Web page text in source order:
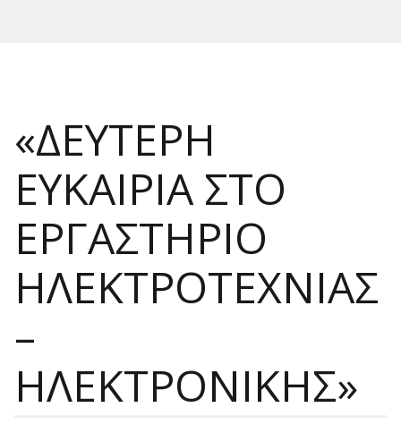
«ΔΕΥΤΕΡΗ
ΕΥΚΑΙΡΙΑ ΣΤΟ
ΕΡΓΑΣΤΗΡΙΟ
ΗΛΕΚΤΡΟΤΕΧΝΙΑΣ
–
ΗΛΕΚΤΡΟΝΙΚΗΣ»